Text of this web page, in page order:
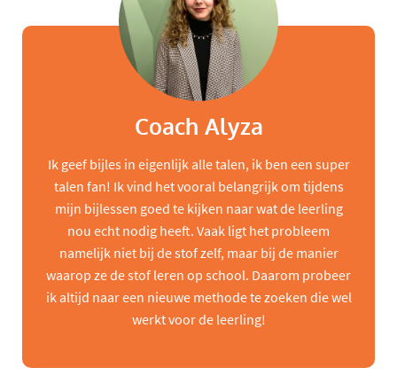
Coach Alyza
Ik geef bijles in eigenlijk alle talen, ik ben een super
talen fan! Ik vind het vooral belangrijk om tijdens
mijn bijlessen goed te kijken naar wat de leerling
nou echt nodig heeft. Vaak ligt het probleem
namelijk niet bij de stof zelf, maar bij de manier
waarop ze de stof leren op school. Daarom probeer
ik altijd naar een nieuwe methode te zoeken die wel
werkt voor de leerling!